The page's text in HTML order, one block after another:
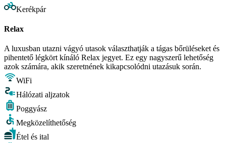
Kerékpár
Relax
A luxusban utazni vágyó utasok választhatják a tágas bőrüléseket és
pihentető légkört kínáló Relax jegyet. Ez egy nagyszerű lehetőség
azok számára, akik szeretnének kikapcsolódni utazásuk során.
WiFi
Hálózati aljzatok
Poggyász
Megközelíthetőség
Étel és ital